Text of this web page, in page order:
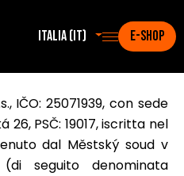
Italia (it) E-SHOP
IČO: 25071939, con sede
26, PSČ: 19017, iscritta nel
dal Městský soud v
seguito denominata